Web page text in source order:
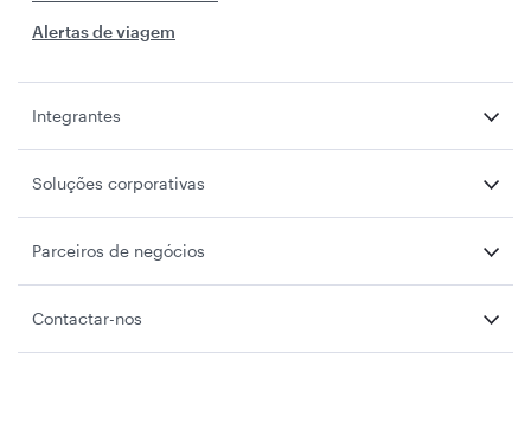
Alertas de viagem
Integrantes
Soluções corporativas
Parceiros de negócios
Contactar-nos